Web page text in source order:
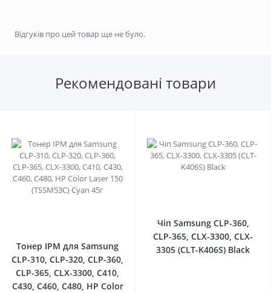
Відгуків про цей товар ще не було.
Рекомендовані товари
Тонер IPM для Samsung
CLP-310, CLP-320, CLP-360,
CLP-365, CLX-3300, C410,
C430, C460, C480, HP Color
Чіп Samsung CLP-360,
CLP-365, CLX-3300, CLX-
3305 (CLT-K406S) Black